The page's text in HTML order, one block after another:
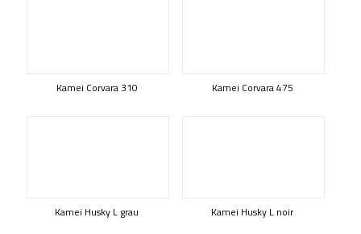
Kamei Corvara 310 Kamei Corvara 475
Kamei Husky L grau Kamei Husky L noir